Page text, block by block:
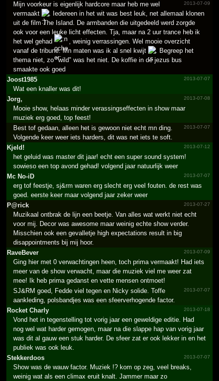
2013-07-09
Mijn voorkeur is eigenlijk hardcore maar heb me wel
vermaakt
. Iedereen in het wit was best leuk, net allemaal klonen
uit de film The Island. De armbanden die uitgedeeld werd zorgde
ook voor een leuke licht effecten. Tja, maar na 2 uur trance heb ik
het wel gehad
, weinig verrassingen. Wel mooie overzicht
vanaf de tribune. Mn maten was ik al snel kwijt
. Begreep het
thema niet, zo "wild" was het niet. De koffie in de jezus bus
smaakte ook goed
Joost1985
2013-07-07
Wat een knaller was dit!
Jorg,
2013-07-08
Mooie show, helaas minder verassingseffecten in show maar
muziek erg goed, top feest!
2013-07-07
Best tof gedaan, alleen het is gewoon niet echt mn ding.
Volgende keer weer iets harders, dit was net iets te soft.
Kjeld!
2013-07-12
het geluid was master dit jaar! echt een super sound system!
sowieso een top avond gehad! volgend jaar natuurlijk weer
Mc No-iD
2013-07-07
erg tof feestje, sj&rm waren erg slecht erg veel fouten. de rest was
goed. eerste keer maar volgend jaar zeker weer
P@rick
2013-07-27
Muzikaal ontbrak de lijn een beetje. Van alles wat werkt niet echt
voor mij. Decor was awesome maar weinig echte show verder.
Misschien ook een gevalletje high expectations result in big
disappointments bij mij hoor.
RaveBever
2013-07-09
Ging hier met 0 verwachtingen heen, toch prima vermaakt! Had iets
meer van de show verwacht, maar die muziek viel me weer zat
mee! Ik heb prima gedanst en vette mensen ontmoet!
2013-07-07
SJ&RM goed, Fedde viel tegen en Nicky solide. Toffe
aankleding, polsbandjes was een sfeerverhogende factor.
Rocket Charly
2013-07-18
Vond het in tegenstelling tot vorig jaar een geweldige editie. Had
nog wel wat harder gemogen, maar na die slappe hap van vorig jaar
was dit al gauw een stuk harder. De sfeer zat er ook lekker in en het
publiek was ook leuk.
Stekkerdoos
2013-07-07
Show was de wauw factor. Muziek !? kom op zeg, veel breaks,
weinig wat als een climax eruit knalt. Jammer maar zo